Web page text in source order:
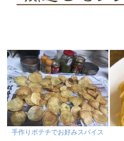
手作りポテチでお好みスパイス